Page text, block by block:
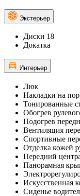
Экстерьер
Диски 18
Докатка
Интерьер
Люк
Накладки на
Тонированные
Обогрев
Подогрев
Вентиляция
Спортивные
Отделка кожей
Передний
Панорамная
Искусственная
Сиденье